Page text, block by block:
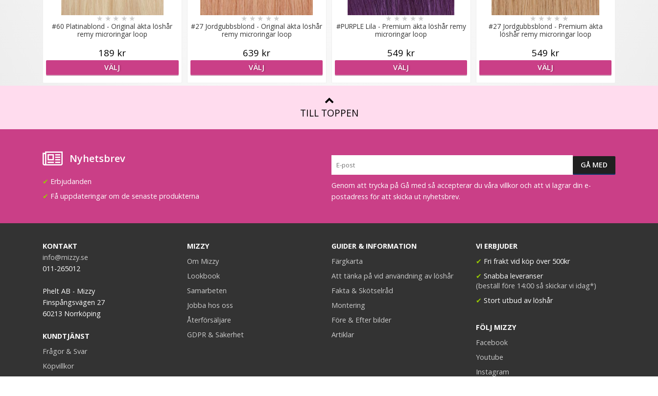
#60 Platinablond - Original äkta löshår
remy microringar loop
★★★★★
189 kr
VÄLJ
#27 Jordgubbsblond - Original äkta löshår
remy microringar loop
★★★★★
639 kr
VÄLJ
#PURPLE Lila - Premium äkta löshår remy
microringar loop
★★★★★
549 kr
VÄLJ
#27 Jordgubbsblond - Premium äkta
löshår remy microringar loop
★★★★★
549 kr
VÄLJ
TILL TOPPEN
Nyhetsbrev
✔ Erbjudanden
✔ Få uppdateringar om de senaste produkterna
Genom att trycka på Gå med så accepterar du våra villkor och att vi lagrar din e-
postadress för att skicka ut nyhetsbrev.
KONTAKT
info@mizzy.se
011-265012
Phelt AB - Mizzy
Finspångsvägen 27
60213 Norrköping
KUNDTJÄNST
Frågor & Svar
Köpvillkor
MIZZY
Om Mizzy
Lookbook
Samarbeten
Jobba hos oss
Återförsäljare
GDPR & Säkerhet
GUIDER & INFORMATION
Färgkarta
Att tänka på vid användning av löshår
Fakta & Skötselråd
Montering
Före & Efter bilder
Artiklar
VI ERBJUDER
✔ Fri frakt vid köp över 500kr
✔ Snabba leveranser
(beställ före 14:00 så skickar vi idag*)
✔ Stort utbud av löshår
FÖLJ MIZZY
Facebook
Youtube
Instagram